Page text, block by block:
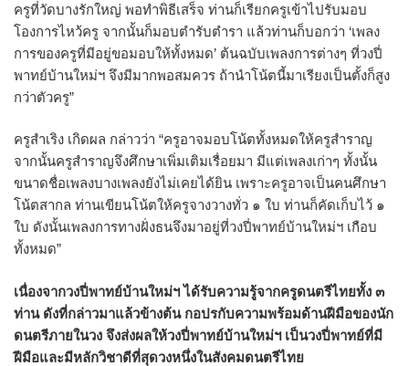
ครูที่วัดบางรักใหญ่ พอทำพิธีเสร็จ ท่านก็เรียกครูเข้าไปรับมอบ
โองการไหว้ครู จากนั้นก็มอบตำรับตำรา แล้วท่านก็บอกว่า ‘เพลง
การของครูที่มีอยู่ขอมอบให้ทั้งหมด’ ต้นฉบับเพลงการต่างๆ ที่วงปี่
พาทย์บ้านใหม่ฯ จึงมีมากพอสมควร ถ้านำโน้ตนี้มาเรียงเป็นตั้งก็สูง
กว่าตัวครู”
ครูสำเริง เกิดผล กล่าวว่า “ครูอาจมอบโน้ตทั้งหมดให้ครูสำราญ
จากนั้นครูสำราญจึงศึกษาเพิ่มเติมเรื่อยมา มีแต่เพลงเก่าๆ ทั้งนั้น
ขนาดชื่อเพลงบางเพลงยังไม่เคยได้ยิน เพราะครูอาจเป็นคนศึกษา
โน้ตสากล ท่านเขียนโน้ตให้ครูจางวางทั่ว ๑ ใบ ท่านก็คัดเก็บไว้ ๑
ใบ ดังนั้นเพลงการทางฝั่งธนจึงมาอยู่ที่วงปี่พาทย์บ้านใหม่ฯ เกือบ
ทั้งหมด”
เนื่องจากวงปี่พาทย์บ้านใหม่ฯ ได้รับความรู้จากครูดนตรีไทยทั้ง ๓
ท่าน ดังที่กล่าวมาแล้วข้างต้น กอปรกับความพร้อมด้านฝีมือของนัก
ดนตรีภายในวง จึงส่งผลให้วงปี่พาทย์บ้านใหม่ฯ เป็นวงปี่พาทย์ที่มี
ฝีมือและมีหลักวิชาดีที่สุดวงหนึ่งในสังคมดนตรีไทย